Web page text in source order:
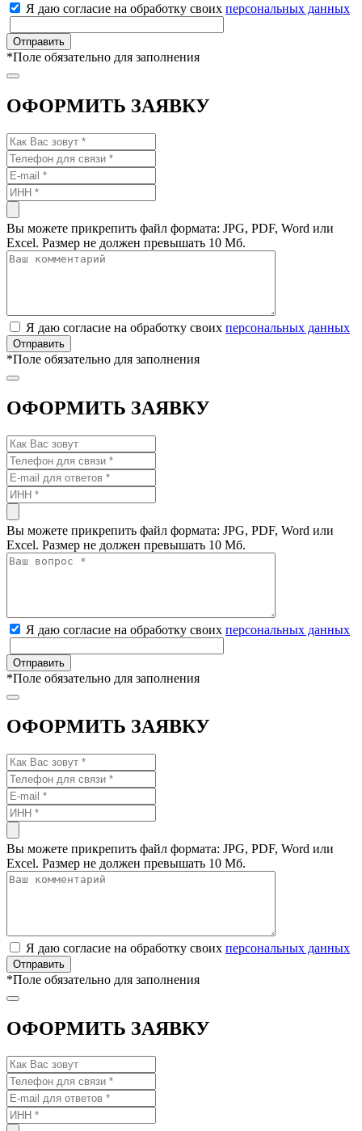
Я даю согласие на обработку своих персональных данных
*Поле обязательно для заполнения
ОФОРМИТЬ ЗАЯВКУ
Вы можете прикрепить файл формата: JPG, PDF, Word или
Excel. Размер не должен превышать 10 Мб.
Я даю согласие на обработку своих персональных данных
*Поле обязательно для заполнения
ОФОРМИТЬ ЗАЯВКУ
Вы можете прикрепить файл формата: JPG, PDF, Word или
Excel. Размер не должен превышать 10 Мб.
Я даю согласие на обработку своих персональных данных
*Поле обязательно для заполнения
ОФОРМИТЬ ЗАЯВКУ
Вы можете прикрепить файл формата: JPG, PDF, Word или
Excel. Размер не должен превышать 10 Мб.
Я даю согласие на обработку своих персональных данных
*Поле обязательно для заполнения
ОФОРМИТЬ ЗАЯВКУ